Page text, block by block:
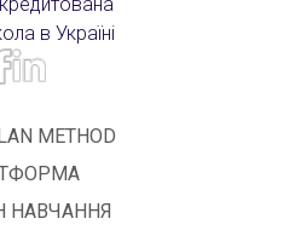
в Україні
METHOD
НАВЧАННЯ